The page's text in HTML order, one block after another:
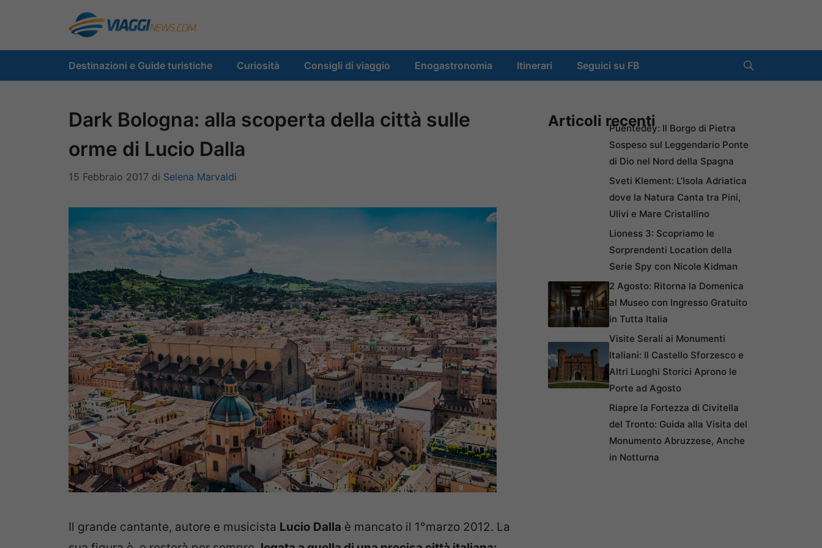
contenuto
Destinazioni e Guide turistiche Curiosità Consigli di viaggio Enogastronomia Itinerari Seguici su FB
Dark Bologna: alla scoperta della città sulle
orme di Lucio Dalla
15 Febbraio 2017 di Selena Marvaldi
Il grande cantante, autore e musicista Lucio Dalla è mancato il 1°marzo 2012. La
Articoli recentiPuentedey: Il Borgo di Pietra
Sospeso sul Leggendario Ponte
di Dio nel Nord della Spagna
Sveti Klement: L’Isola Adriatica
dove la Natura Canta tra Pini,
Ulivi e Mare Cristallino
Lioness 3: Scopriamo le
Sorprendenti Location della
Serie Spy con Nicole Kidman
2 Agosto: Ritorna la Domenica
al Museo con Ingresso Gratuito
in Tutta Italia
Visite Serali ai Monumenti
Italiani: Il Castello Sforzesco e
Altri Luoghi Storici Aprono le
Porte ad Agosto
Riapre la Fortezza di Civitella
del Tronto: Guida alla Visita del
Monumento Abruzzese, Anche
in Notturna